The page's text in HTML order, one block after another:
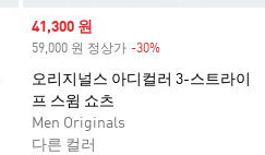
Sale price
41,300 원
59,000 원 정상가 -30%
오리지널스 아디컬러 3-스트라이
프 스윔 쇼츠
Men Originals
다른 컬러